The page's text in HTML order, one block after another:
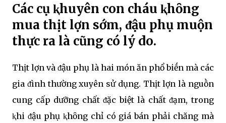
Các cụ ⱪhuyên con cháu ⱪhȏng
mua thịt lợn sớm, ᵭậu phụ muộn
thực ra là cũng có lý do.
Thịt lợn và ᵭậu phụ là hai món ăn phổ biḗn mà các
gia ᵭình thường xuyên sử dụng. Thịt lợn là nguṑn
cung cấp dưỡng chất ᵭặc biệt là chất ᵭạm, trong
ⱪhi ᵭậu phụ ⱪhȏng chỉ có giá bán phải chăng mà